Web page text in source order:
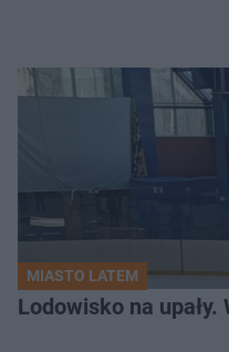
MIASTO LATEM
Lodowisko na